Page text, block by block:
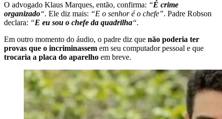
O advogado Klaus Marques, então, confirma: “É crime
organizado“. Ele diz mais: “E o senhor é o chefe”. Padre Robson
declara: “E eu sou o chefe da quadrilha“.
Em outro momento do áudio, o padre diz que não poderia ter
provas que o incriminassem em seu computador pessoal e que
trocaria a placa do aparelho em breve.